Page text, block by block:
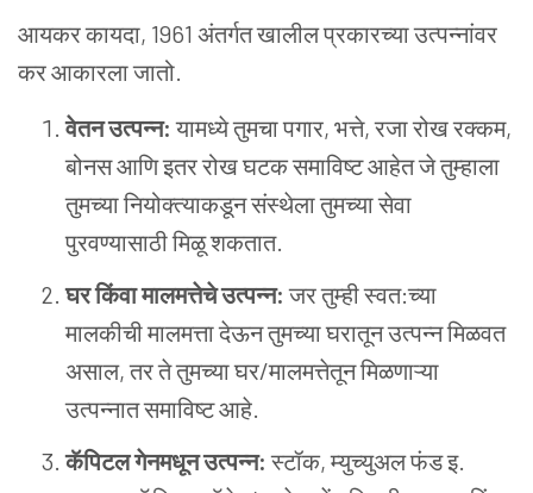
आयकर कायदा, 1961 अंतर्गत खालील प्रकारच्या उत्पन्नांवर
कर आकारला जातो.
वेतन उत्पन्न:यामध्ये तुमचा पगार, भत्ते, रजा रोख रक्कम,
बोनस आणि इतर रोख घटक समाविष्ट आहेत जे तुम्हाला
तुमच्या नियोक्त्याकडून संस्थेला तुमच्या सेवा
पुरवण्यासाठी मिळू शकतात.
घर किंवा मालमत्तेचे उत्पन्न:जर तुम्ही स्वत:च्या
मालकीची मालमत्ता देऊन तुमच्या घरातून उत्पन्न मिळवत
असाल, तर ते तुमच्या घर/मालमत्तेतून मिळणाऱ्या
उत्पन्नात समाविष्ट आहे.
कॅपिटल गेनमधून उत्पन्न:स्टॉक, म्युच्युअल फंड इ.